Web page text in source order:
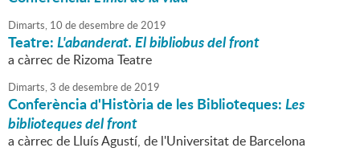
Dimarts, 10 dedesembrede2019
Teatre:L'abanderat. El bibliobus del front
a càrrec de Rizoma Teatre
Dimarts,3 dedesembrede2019
Conferència d'Història de les Biblioteques:Les
biblioteques del front
a càrrec de Lluís Agustí, de l'Universitat de Barcelona